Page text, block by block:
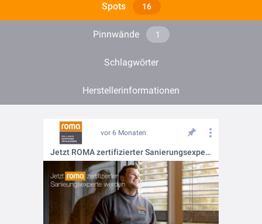
Spots 16
Pinnwände 1
Schlagwörter
Herstellerinformationen
vor 6 Monaten
Jetzt ROMA zertifizierter Sanierungsexperte werden